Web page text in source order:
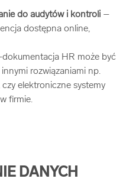
do audytów i kontroli –
dostępna online,
HR może być
rozwiązaniami np.
czy elektroniczne systemy
firmie.
DANYCH